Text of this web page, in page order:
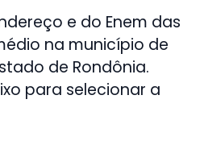
e do Enem das
na município de
de Rondônia.
para selecionar a